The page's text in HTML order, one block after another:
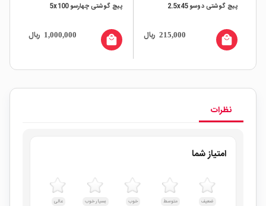
پیچ گوشتی دوسو 2.5x45
215,000 ریال local_mall
پیچ گوشتی چهارسو 5x100
1,000,000 ریال local_mall
نظرات
امتیاز شما
ضعیف متوسط خوب بسیار خوب عالی